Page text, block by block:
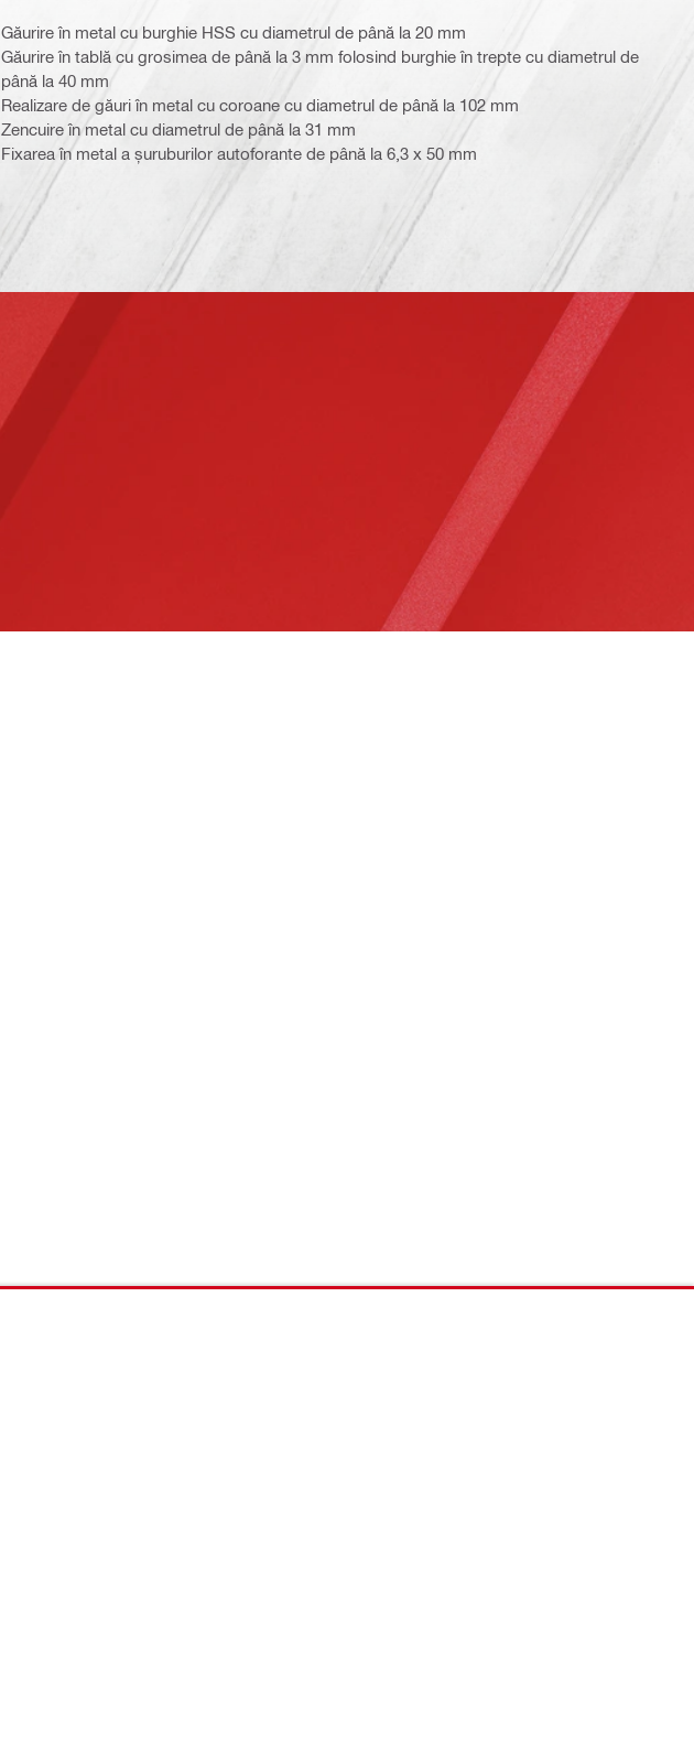
Găurire în metal cu burghie HSS cu diametrul de până la 20 mm
Găurire în tablă cu grosimea de până la 3 mm folosind burghie în trepte cu diametrul de
până la 40 mm
Realizare de găuri în metal cu coroane cu diametrul de până la 102 mm
Zencuire în metal cu diametrul de până la 31 mm
Fixarea în metal a șuruburilor autoforante de până la 6,3 x 50 mm